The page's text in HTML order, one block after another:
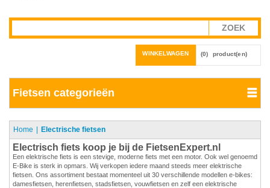
WINKELWAGEN (0) product(en)
Fietsen categorieën
Home Electrische fietsen
Electrisch fiets koop je bij de FietsenExpert.nl
Een elektrische fiets is een stevige, moderne fiets met een motor. Ook wel genoemd
E-Bike is sterk in opmars. Wij verkopen iedere maand steeds meer elektrische
fietsen. Ons assortiment bestaat momenteel uit 30 verschillende modellen e-bikes:
damesfietsen, herenfietsen, stadsfietsen, vouwfietsen en zelf een elektrische